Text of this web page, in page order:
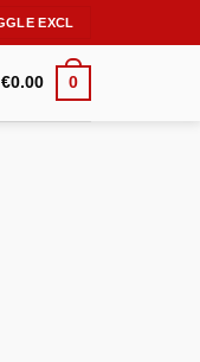
€0.00 0